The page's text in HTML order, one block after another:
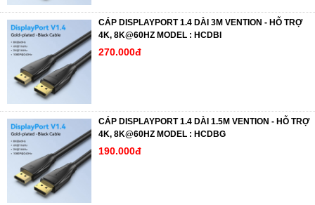
CÁP DISPLAYPORT 1.4 DÀI 3M VENTION - HỖ TRỢ
4K, 8K@60HZ MODEL : HCDBI
270.000đ
CÁP DISPLAYPORT 1.4 DÀI 1.5M VENTION - HỖ TRỢ
4K, 8K@60HZ MODEL : HCDBG
190.000đ